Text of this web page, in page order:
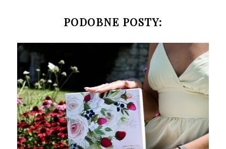
PODOBNE POSTY: